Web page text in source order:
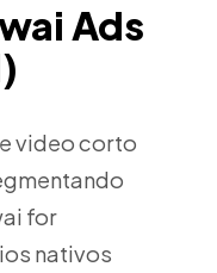
Ads
video corto
for
nativos